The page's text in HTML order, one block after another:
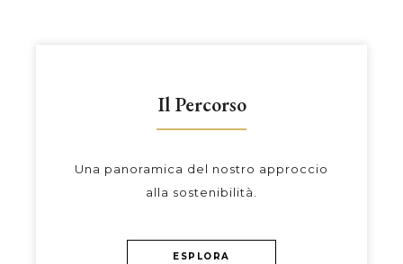
Il Percorso
Una panoramica del nostro approccio
alla sostenibilità.
ESPLORA